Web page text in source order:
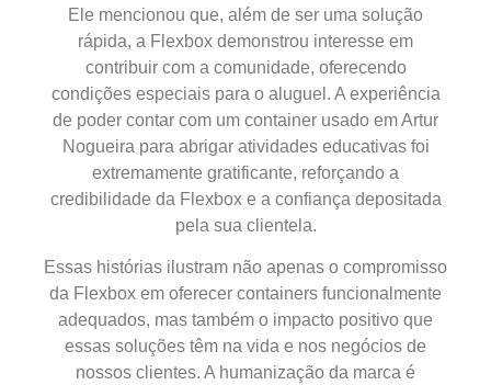
Ele mencionou que, além de ser uma solução
rápida, a Flexbox demonstrou interesse em
contribuir com a comunidade, oferecendo
condições especiais para o aluguel. A experiência
de poder contar com um container usado em Artur
Nogueira para abrigar atividades educativas foi
extremamente gratificante, reforçando a
credibilidade da Flexbox e a confiança depositada
pela sua clientela.
Essas histórias ilustram não apenas o compromisso
da Flexbox em oferecer containers funcionalmente
adequados, mas também o impacto positivo que
essas soluções têm na vida e nos negócios de
nossos clientes. A humanização da marca é